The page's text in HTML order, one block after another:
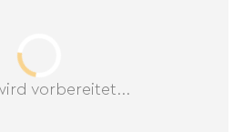
de Marseille. Pour une
le domaine vous offre une
vorbereitet...